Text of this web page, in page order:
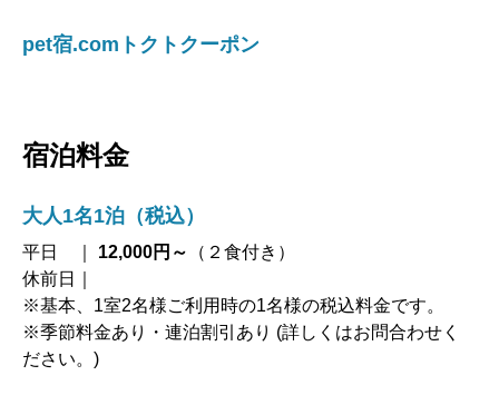
pet宿.comトクトクーポン
宿泊料金
大人1名1泊（税込）
平日 ｜ 12,000円～
（２食付き）
休前日｜
※基本、1室2名様ご利用時の1名様の税込料金です。
※季節料金あり・連泊割引あり (詳しくはお問合わせく
ださい。)